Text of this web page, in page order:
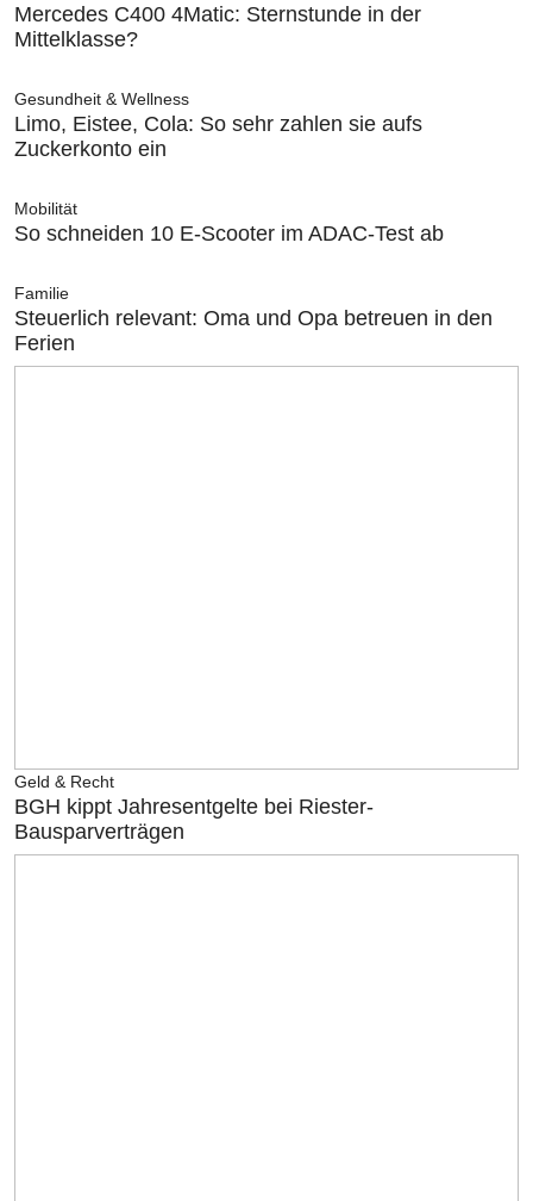
Mercedes C400 4Matic: Sternstunde in der
Mittelklasse?
Gesundheit & Wellness
Limo, Eistee, Cola: So sehr zahlen sie aufs
Zuckerkonto ein
Mobilität
So schneiden 10 E-Scooter im ADAC-Test ab
Familie
Steuerlich relevant: Oma und Opa betreuen in den
Ferien
Geld & Recht
BGH kippt Jahresentgelte bei Riester-
Bausparverträgen